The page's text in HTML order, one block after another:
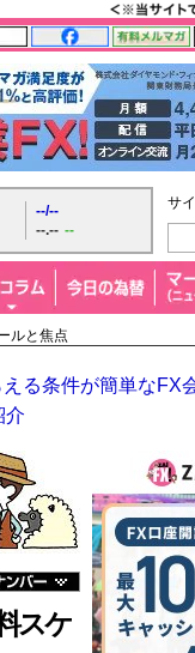
--/--
--.-- --
サ
ルと焦点
る条件が簡単なFX
介
スケ